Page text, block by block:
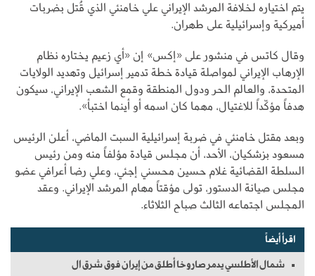
يتم اختياره لخلافة المرشد الإيراني علي خامنئي الذي قُتل بضربات
أميركية وإسرائيلية على طهران.
وقال كاتس في منشور على «إكس» إن «أي زعيم يختاره نظام
الإرهاب الإيراني لمواصلة قيادة خطة تدمير إسرائيل وتهديد الولايات
المتحدة، والعالم الحر ودول المنطقة وقمع الشعب الإيراني، سيكون
هدفاً مؤكّداً للاغتيال، مهما كان اسمه أو أينما اختبأ».
وبعد مقتل خامنئي في ضربة إسرائيلية السبت الماضي، أعلن الرئيس
مسعود بزشكيان، الأحد، أن مجلس قيادة مؤلفاً منه ومن رئيس
السلطة القضائية غلام حسين محسني إجئي، وعلي رضا أعرافي عضو
مجلس صيانة الدستور، تولى مؤقتاً مهام المرشد الإيراني. وعقد
المجلس اجتماعه الثالث صباح الثلاثاء.
اقرأ أيضاً
شمال الأطلسي يدمر صاروخا أطلق من إيران فوق شرق ال